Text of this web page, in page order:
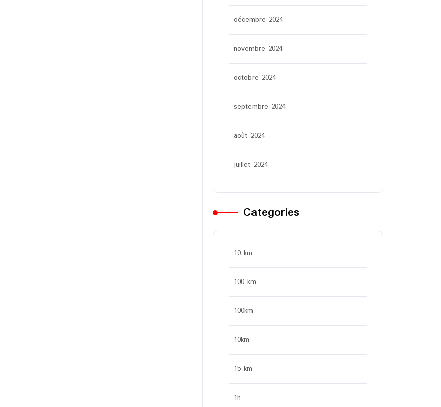
décembre 2024
novembre 2024
octobre 2024
septembre 2024
août 2024
juillet 2024
Categories
10 km
100 km
100km
10km
15 km
1h